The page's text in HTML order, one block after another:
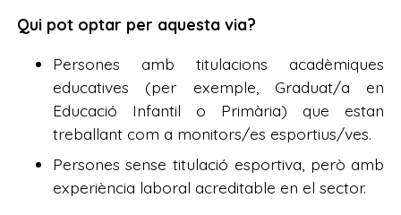
Qui pot optar per aquesta via?
Persones amb titulacions acadèmiques
educatives (per exemple, Graduat/a en
Educació Infantil o Primària) que estan
treballant com a monitors/es esportius/ves.
Persones sense titulació esportiva, però amb
experiència laboral acreditable en el sector.